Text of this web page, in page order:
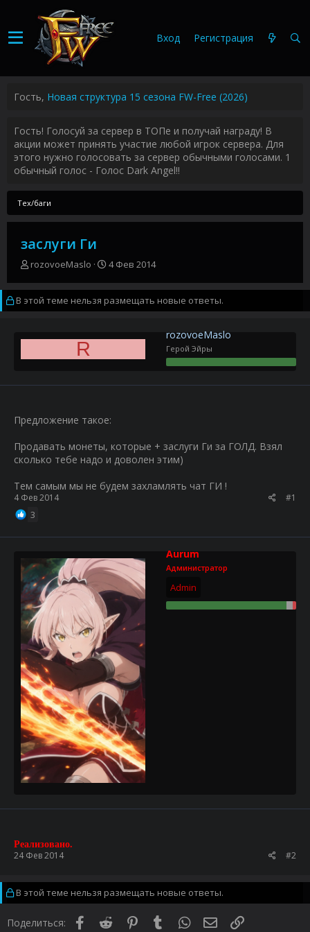
Вход Регистрация
Гость, Новая структура 15 сезона FW-Free (2026)
Гость! Голосуй за сервер в ТОПе и получай награду! В
акции может принять участие любой игрок сервера. Для
этого нужно голосовать за сервер обычными голосами. 1
обычный голос - Голос Dark Angel!!
Тех/баги
заслуги Ги
А
т
о
р
е
rozovoeMaslo
Д
т
а
н
ч
4 Фев 2014
В этой теме нельзя размещать новые ответы.
R
rozovoeMaslo
Герой Эйры
Предложение такое:
Продавать монеты, которые + заслуги Ги за ГОЛД. Взял
сколько тебе надо и доволен этим)
Тем самым мы не будем захламлять чат ГИ !
4 Фев 2014 #1
3
Aurum
Администратор
Admin
Реализовано.
24 Фев 2014 #2
В этой теме нельзя размещать новые ответы.
Поделиться: Facebook
Reddit PinterestTumblrWhatsAppЭлектронная почта
Ссылка